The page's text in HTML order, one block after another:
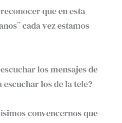
que en esta
cada vez estamos
los mensajes de
los de la tele?⁣
convencernos que